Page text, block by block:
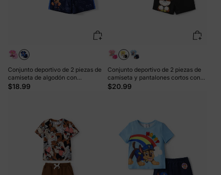
Conjunto deportivo de 2 piezas de
camiseta de algodón con
pantalones cortos y estampado del
$18.99
Conjunto deportivo de 2 piezas de
camiseta y pantalones cortos con
estampado de arcoíris de Rubble
$20.99